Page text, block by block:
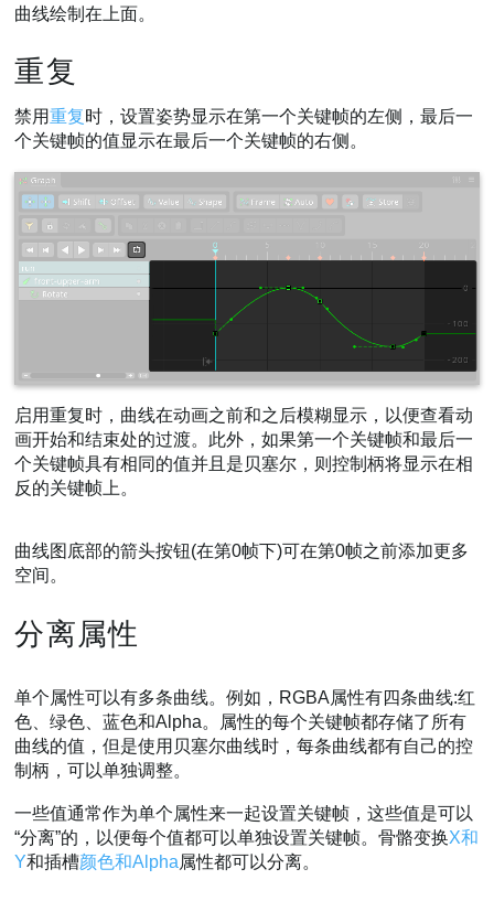
曲线绘制在上面。
重复
禁用重复时，设置姿势显示在第一个关键帧的左侧，最后一
个关键帧的值显示在最后一个关键帧的右侧。
启用重复时，曲线在动画之前和之后模糊显示，以便查看动
画开始和结束处的过渡。此外，如果第一个关键帧和最后一
个关键帧具有相同的值并且是贝塞尔，则控制柄将显示在相
反的关键帧上。
曲线图底部的箭头按钮(在第0帧下)可在第0帧之前添加更多
空间。
分离属性
单个属性可以有多条曲线。例如，RGBA属性有四条曲线:红
色、绿色、蓝色和Alpha。属性的每个关键帧都存储了所有
曲线的值，但是使用贝塞尔曲线时，每条曲线都有自己的控
制柄，可以单独调整。
一些值通常作为单个属性来一起设置关键帧，这些值是可以
“分离”的，以便每个值都可以单独设置关键帧。骨骼变换X和
Y和插槽颜色和Alpha属性都可以分离。